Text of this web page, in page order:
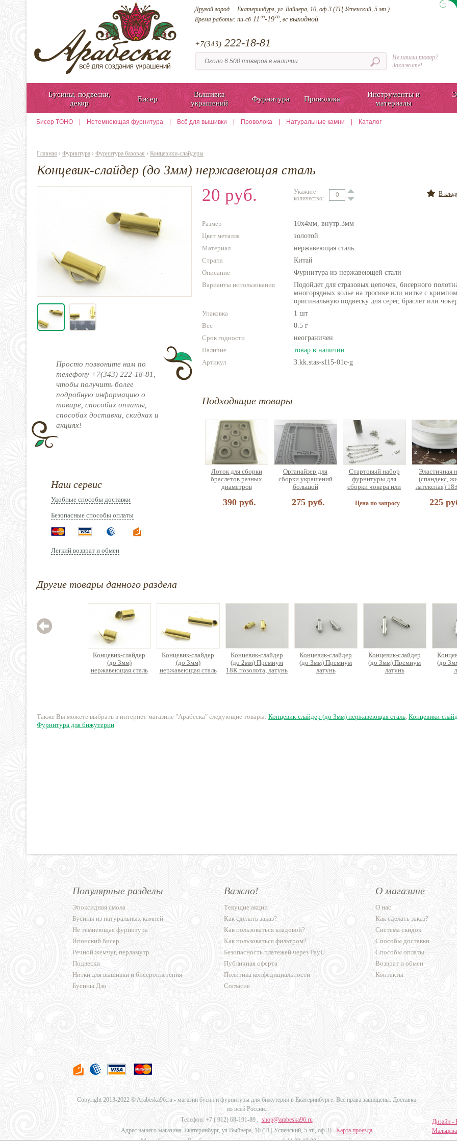
Другой город Екатеринбург, ул. Вайнера, 10, оф.3 (ТЦ Успенский, 5 эт.)
Время работы: пн-сб11 00-19 00, всвыходной
+7(343) 222-18-81
Не нашли товар?
Закажите!
Бусины, подвески,
декор
Бисер
Вышивка
украшений
Фурнитура Проволока
Инструменты и
материалы
Бисер TOHO Нетемнеющая фурнитура Всё для вышивки Проволока Натуральные камни Каталог
Главная › Фурнитура › Фурнитура базовая › Концевики-слайдеры
Концевик-слайдер (до 3мм) нержавеющая сталь
Просто позвоните нам по
телефону +7(343) 222-18-81,
чтобы получить более
подробную информацию о
товаре, способах оплаты,
способах доставки, скидках и
акциях!
Наш сервис
Удобные способы доставки
Безопасные способы оплаты
Легкий возврат и обмен
20 руб.
Укажите
количество:
В
Размер
10x4мм, внутр.3мм
Цвет металла
золотой
Материал
нержавеющая сталь
Страна
Китай
Описание
Фурнитура из нержавеющей стали
Варианты использования
Подойдет для стразовых цепочек, бисерного
многорядных колье на тросике или нитке с
оригинальную подвеску для серег, браслет или
Упаковка
1 шт
Вес
0.5 г
Срок годности
неограничен
Наличие
товар в наличии
Артикул
3.kk.stas-s115-01c-g
Подходящие товары
Лоток для сборки
браслетов разных
диаметров
390 руб.
Органайзер для
сборки украшений
большой
275 руб.
Стартовый набор
фурнитуры для
сборки чокера или
украшений)
Цена по запросу
Эластичная
(спандекс,
латексная)
225
Другие товары данного раздела
Концевик-слайдер
(до 3мм)
нержавеющая сталь
Концевик-слайдер
(до 3мм)
нержавеющая сталь
Концевик-слайдер
(до 2мм) Премиум
18К позолота, латунь
Концевик-слайдер
(до 3мм) Премиум
латунь
Концевик-слайдер
(до 3мм) Премиум
латунь
(до
Также Вы можете выбрать в интернет-магазине "Арабеска" следующие товары: Концевик-слайдер (до 3мм) нержавеющая сталь, Концевики-
Фурнитура для бижутерии
Популярные разделы
Эпоксидная смола
Бусины из натуральных камней
Не темнеющая фурнитура
Японский бисер
Речной жемчуг, перламутр
Подвески
Нитки для вышивки и бисероплетения
Бусины Дзи
Важно!
Текущие акции
Как сделать заказ?
Как пользоваться кладовой?
Как пользоваться фильтром?
Безопасность платежей через PayU
Публичная оферта
Политика конфедициальности
Согласие
О магазине
О нас
Как сделать заказ?
Система скидок
Способы доставки
Способы оплаты
Возврат и обмен
Контакты
Copyright 2013-2022 © Arabeska96.ru - магазин бусин и фурнитуры для бижутерии в Екатеринбурге. Все права защищены. Доставка
по всей России.
Телефон: +7 ( 912) 68-191-89, shop@arabeska96.ru
Адрес нашего магазина: Екатеринбург, ул.Выйнера, 10 (ТЦ Успенский, 5 эт., оф.3). Карта проезда
Дизайн -
Мальцева